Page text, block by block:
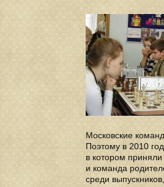
Московские
Поэтому в 2010
в котором
и команда
среди